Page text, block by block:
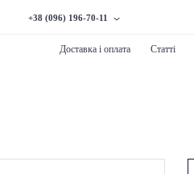
+38 (096) 196-70-11
Доставка і оплата Статті